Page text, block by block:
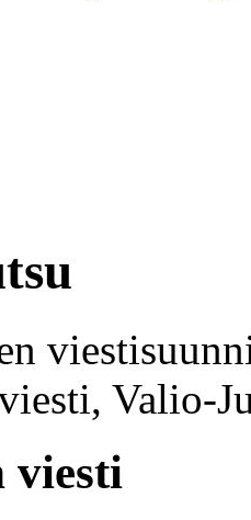
Valio-
viesti